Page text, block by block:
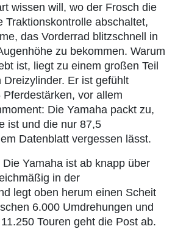
wissen will, wo der Frosch die
Traktionskontrolle abschaltet,
das Vorderrad blitzschnell in
zu bekommen. Warum
ist, liegt zu einem großen Teil
Er ist gefühlt
Pferdestärken, vor allem
Die Yamaha packt zu,
ist und die nur 87,5
Datenblatt vergessen lässt.
Yamaha ist ab knapp über
in der
legt oben herum einen Scheit
6.000 Umdrehungen und
Touren geht die Post ab.